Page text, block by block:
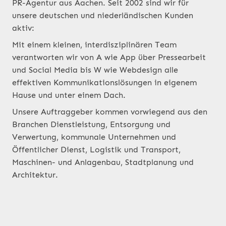
PR-Agentur aus Aachen. Seit 2002 sind wir für
unsere deutschen und niederländischen Kunden
aktiv:
Mit einem kleinen, interdisziplinären Team
verantworten wir von A wie App über Pressearbeit
und Social Media bis W wie Webdesign alle
effektiven Kommunikationslösungen in eigenem
Hause und unter einem Dach.
Unsere Auftraggeber kommen vorwiegend aus den
Branchen Dienstleistung, Entsorgung und
Verwertung, kommunale Unternehmen und
Öffentlicher Dienst, Logistik und Transport,
Maschinen- und Anlagenbau, Stadtplanung und
Architektur.